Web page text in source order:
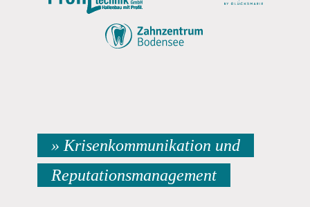
» Krisenkommunikation und
Reputationsmanagement